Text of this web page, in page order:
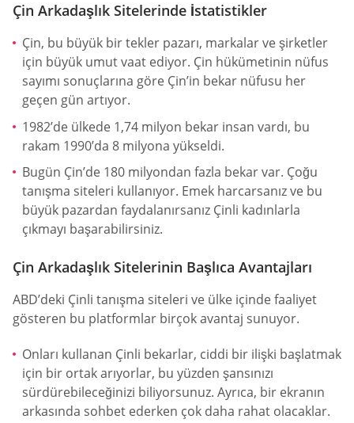
Çin Arkadaşlık Sitelerinde İstatistikler
Çin, bu büyük bir tekler pazarı, markalar ve şirketler
için büyük umut vaat ediyor. Çin hükümetinin nüfus
sayımı sonuçlarına göre Çin’in bekar nüfusu her
geçen gün artıyor.
1982’de ülkede 1,74 milyon bekar insan vardı, bu
rakam 1990’da 8 milyona yükseldi.
Bugün Çin’de 180 milyondan fazla bekar var. Çoğu
tanışma siteleri kullanıyor. Emek harcarsanız ve bu
büyük pazardan faydalanırsanız Çinli kadınlarla
çıkmayı başarabilirsiniz.
Çin Arkadaşlık Sitelerinin Başlıca Avantajları
ABD’deki Çinli tanışma siteleri ve ülke içinde faaliyet
gösteren bu platformlar birçok avantaj sunuyor.
Onları kullanan Çinli bekarlar, ciddi bir ilişki başlatmak
için bir ortak arıyorlar, bu yüzden şansınızı
sürdürebileceğinizi biliyorsunuz. Ayrıca, bir ekranın
arkasında sohbet ederken çok daha rahat olacaklar.